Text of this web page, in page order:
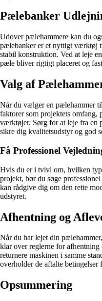
Pælebanker
Udover pælehammere kan du
pælebanker er et nyttigt værktøj
stabil konstruktion. Ved at leje
pæle bliver rigtigt placeret og
Valg af
Når du vælger en pælehammer
faktorer som projektets
værktøjer. Sørg for at leje fra en
sikre dig kvalitetsudstyr og god
Få Professionel
Hvis du er i tvivl om, hvilken
projekt, bør du søge
kan rådgive dig om den rette
udstyret.
Afhentning og
Når du har lejet din
klar over reglerne for
returnere maskinen i samme
overholder de aftalte betingelser
Opsummering